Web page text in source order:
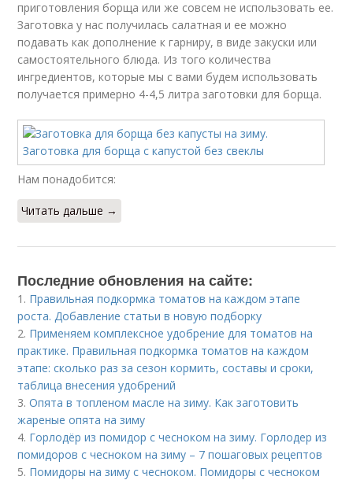
приготовления борща или же совсем не использовать ее.
Заготовка у нас получилась салатная и ее можно
подавать как дополнение к гарниру, в виде закуски или
самостоятельного блюда. Из того количества
ингредиентов, которые мы с вами будем использовать
получается примерно 4-4,5 литра заготовки для борща.
Нам понадобится:
Читать дальше →
Последние обновления на сайте:
1. Правильная подкормка томатов на каждом этапе
роста. Добавление статьи в новую подборку
2. Применяем комплексное удобрение для томатов на
практике. Правильная подкормка томатов на каждом
этапе: сколько раз за сезон кормить, составы и сроки,
таблица внесения удобрений
3.Опята в топленом масле на зиму. Как заготовить
жареные опята на зиму
4. Горлодёр из помидор с чесноком на зиму. Горлодер из
помидоров с чесноком на зиму – 7 пошаговых рецептов
5. Помидоры на зиму с чесноком. Помидоры с чесноком